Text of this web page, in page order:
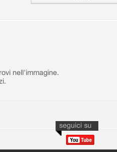
nell'immagine.